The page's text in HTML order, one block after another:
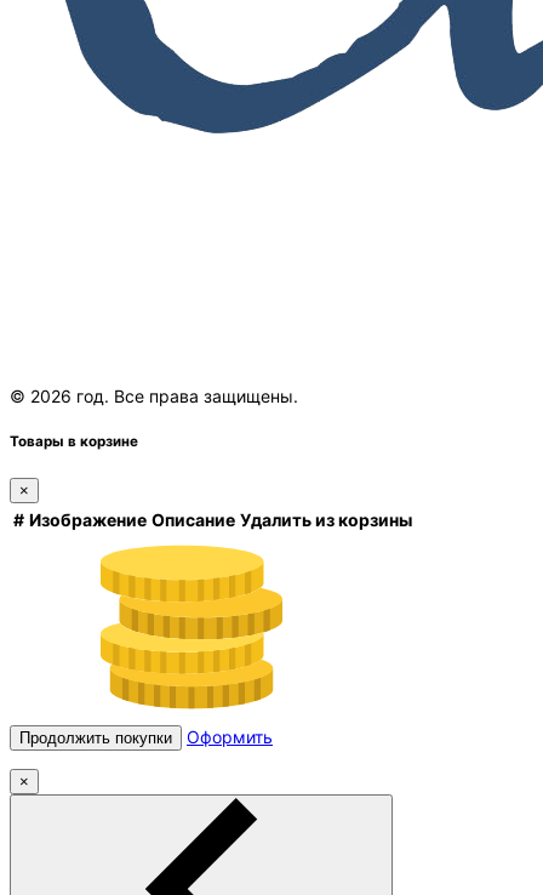
© 2026 год. Все права защищены.
Товары в корзине
×
# Изображение Описание Удалить из корзины
Продолжить покупки Оформить
×